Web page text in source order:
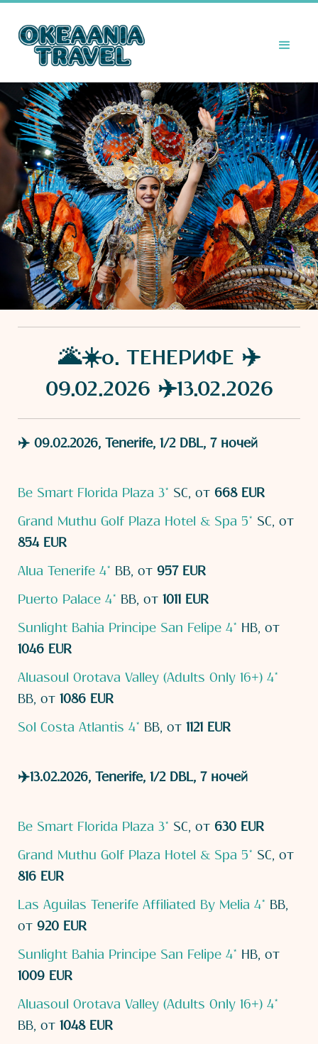
🌋☀️о. ТЕНЕРИФЕ ✈️
09.02.2026 ✈️13.02.2026
✈️ 09.02.2026, Tenerife, 1/2 DBL, 7 ночей
Be Smart Florida Plaza 3* SC, от 668 EUR
Grand Muthu Golf Plaza Hotel & Spa 5* SC, от
854 EUR
Alua Tenerife 4* BB, от 957 EUR
Puerto Palace 4* BB, от 1011 EUR
Sunlight Bahia Principe San Felipe 4* HB, от
1046 EUR
Aluasoul Orotava Valley (Adults Only 16+) 4*
BB, от 1086 EUR
Sol Costa Atlantis 4* BB, от 1121 EUR
✈️13.02.2026, Tenerife, 1/2 DBL, 7 ночей
Be Smart Florida Plaza 3* SC, от 630 EUR
Grand Muthu Golf Plaza Hotel & Spa 5* SC, от
816 EUR
Las Aguilas Tenerife Affiliated By Melia 4* BB,
от 920 EUR
Sunlight Bahia Principe San Felipe 4* HB, от
1009 EUR
Aluasoul Orotava Valley (Adults Only 16+) 4*
BB, от 1048 EUR